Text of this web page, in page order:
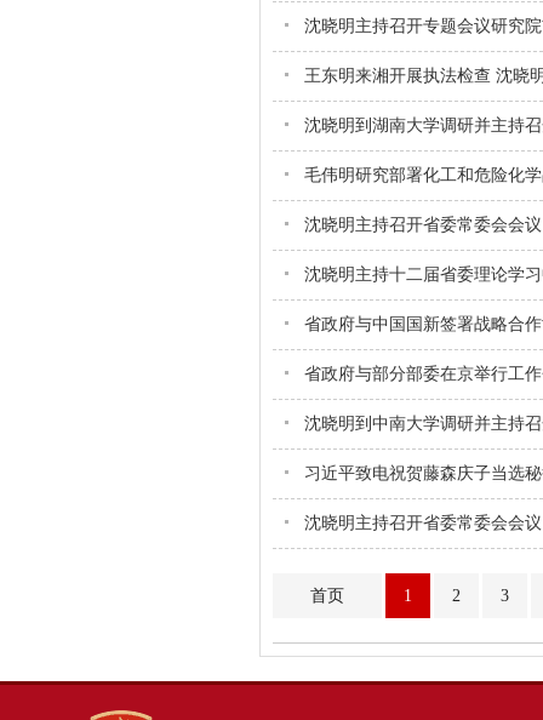
沈晓明主持召开专题会议研究
王东明来湘开展执法检查 沈晓
沈晓明到湖南大学调研并主持
毛伟明研究部署化工和危险化
沈晓明主持召开省委常委会会议
沈晓明主持十二届省委理论学
省政府与中国国新签署战略合
省政府与部分部委在京举行工
沈晓明到中南大学调研并主持
习近平致电祝贺藤森庆子当选
沈晓明主持召开省委常委会会议
首页 1 2 3